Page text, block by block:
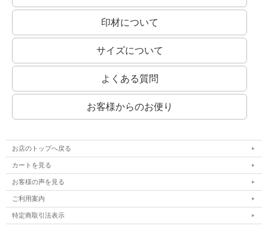
印材について
サイズについて
よくある質問
お客様からのお便り
お店のトップへ戻る
カートを見る
お客様の声を見る
ご利用案内
特定商取引法表示